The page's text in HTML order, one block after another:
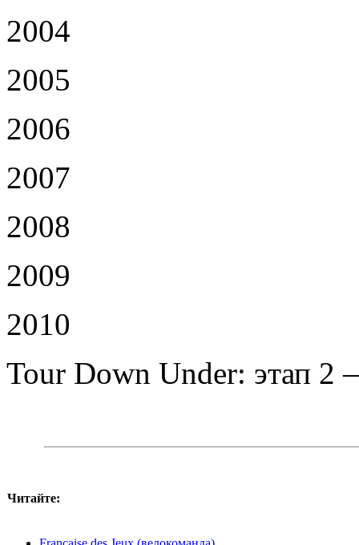
2004
2005
2006
2007
2008
2009
2010
Tour Down Under: этап
Читайте: